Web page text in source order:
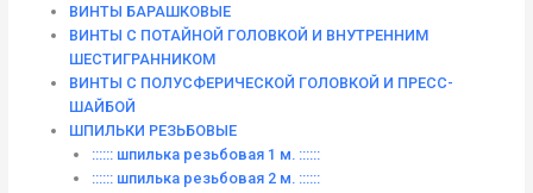
ВИНТЫ БАРАШКОВЫЕ
ВИНТЫ С ПОТАЙНОЙ ГОЛОВКОЙ И ВНУТРЕННИМ
ШЕСТИГРАННИКОМ
ВИНТЫ С ПОЛУСФЕРИЧЕСКОЙ ГОЛОВКОЙ И ПРЕСС-
ШАЙБОЙ
ШПИЛЬКИ РЕЗЬБОВЫЕ
:::::: шпилька резьбовая 1 м. ::::::
:::::: шпилька резьбовая 2 м. ::::::